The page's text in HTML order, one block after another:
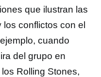
que ilustran las
conflictos con el
cuando
del grupo en
Rolling Stones,